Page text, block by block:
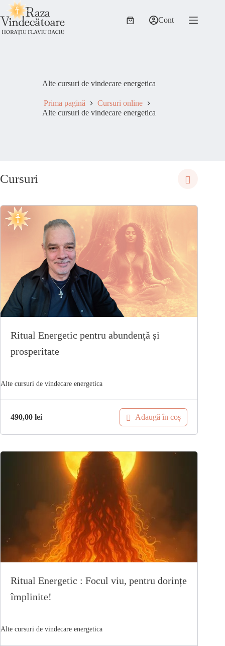
Sari
conținut
Coș
Cont
Alte cursuri de vindecare energetica
Prima pagină
Cursuri online
Alte cursuri de vindecare energetica
Cursuri
Ritual Energetic pentru abundență și
prosperitate
490,00 lei Adaugă în coș
Ritual Energetic : Focul viu, pentru dorințe
împlinite!